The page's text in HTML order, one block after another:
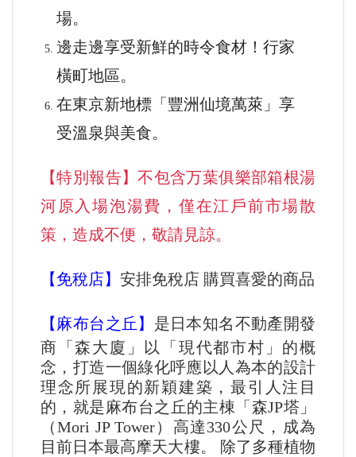
場。
邊走邊享受新鮮的時令食材！行家
橫町地區。
在東京新地標「豐洲仙境萬萊」享
受溫泉與美食。
【特別報告】不包含万葉俱樂部箱根湯
河原入場泡湯費，僅在江戶前市場散
策，造成不便，敬請見諒。
【免稅店】 安排免稅店 購買喜愛的商品
【麻布台之丘】 是日本知名不動產開發
商「森大廈」以「現代都市村」的概
念，打造一個綠化呼應以人為本的設計
理念所展現的新穎建築，最引人注目
的，就是麻布台之丘的主棟「森JP塔」
（Mori JP Tower）高達330公尺，成為
目前日本最高摩天大樓。 除了多種植物